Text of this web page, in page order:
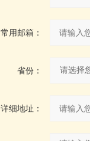
常用邮箱：
省份：
详细地址：